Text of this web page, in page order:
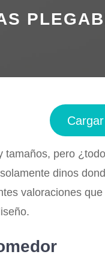
pero
dinos
valoraciones